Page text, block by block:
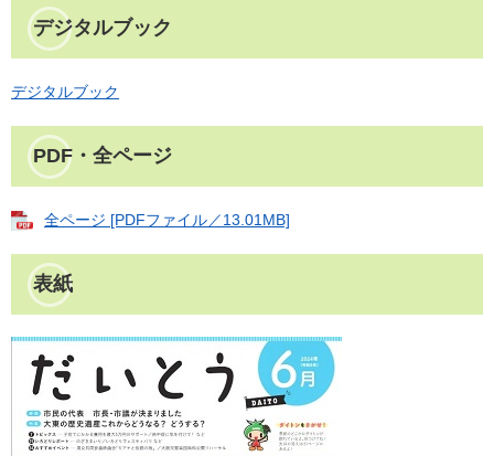
デジタルブック
デジタルブック
PDF・全ページ
全ページ [PDFファイル／13.01MB]
表紙